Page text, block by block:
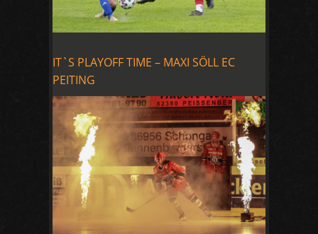
IT`S PLAYOFF TIME – MAXI SÖLL EC
PEITING